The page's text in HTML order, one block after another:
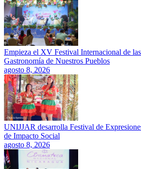
Empieza el XV Festival Internacional de
Gastronomía de Nuestros Pueblos
agosto 8, 2026
UNIJJAR desarrolla Festival de
de Impacto Social
agosto 8, 2026